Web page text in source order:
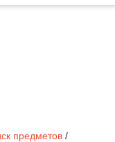
предметов /